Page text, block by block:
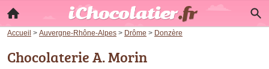
Accueil > Auvergne-Rhône-Alpes > Drôme > Donzère
Chocolaterie A. Morin